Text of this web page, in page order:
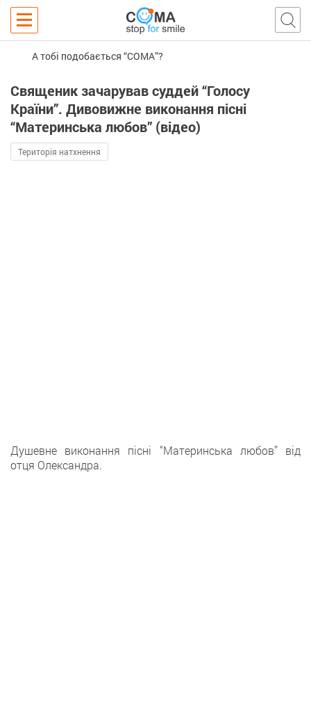
А тобі подобається “COMA”?
Священик зачарував суддей “Голосу
Країни”. Дивовижне виконання пісні
“Материнська любов” (відео)
Територія натхнення
Душевне виконання пісні “Материнська любов” від
отця Олександра.